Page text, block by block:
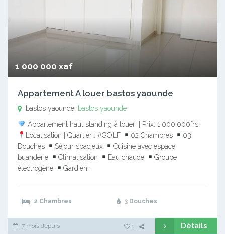
1 000 000 xaf
Appartement A louer bastos yaounde
bastos yaounde, bastos yaounde
Appartement haut standing à louer || Prix: 1.000.000frs
Localisation | Quartier : #GOLF
02 Chambres
03
Douches
Séjour spacieux
Cuisine avec espace
buanderie
Climatisation Eau chaude
Groupe
électrogène
Gardien…
2 Chambres 3 Douches
7 mois depuis 1 Détails